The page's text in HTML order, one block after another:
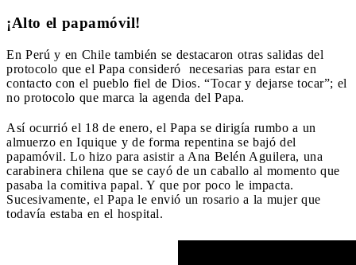
¡Alto el papamóvil!
En Perú y en Chile también se destacaron otras salidas del
protocolo que el Papa consideró necesarias para estar en
contacto con el pueblo fiel de Dios. “Tocar y dejarse tocar”; el
no protocolo que marca la agenda del Papa.
Así ocurrió el 18 de enero, el Papa se dirigía rumbo a un
almuerzo en Iquique y de forma repentina se bajó del
papamóvil. Lo hizo para asistir a Ana Belén Aguilera, una
carabinera chilena que se cayó de un caballo al momento que
pasaba la comitiva papal. Y que por poco le impacta.
Sucesivamente, el Papa le envió un rosario a la mujer que
todavía estaba en el hospital.